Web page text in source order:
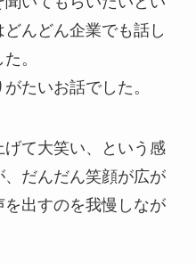
んどん企業でも話し
。
たいお話でした。
て大笑い、という感
、だんだん笑顔が広が
を出すのを我慢しなが